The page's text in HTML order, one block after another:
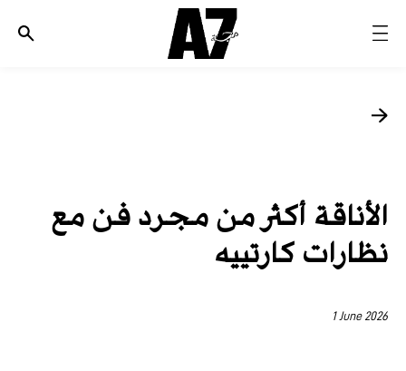
موضة وجمال
مجوهرات وساعات
مستقبل
EDITORIALS
WHO/HOW
الأناقة أكثر من مجرد فن مع
نظارات كارتييه
1 June 2026